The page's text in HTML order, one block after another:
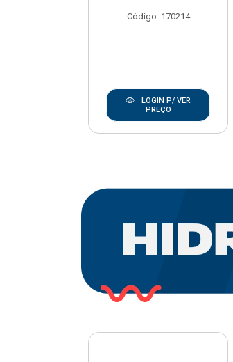
Código: 170214
LOGIN P/ VER
PREÇO